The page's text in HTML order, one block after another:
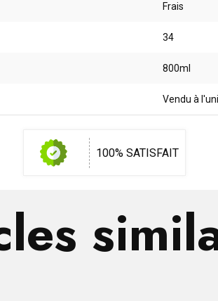
Frais
34
800ml
Vendu à
100% SATISFAIT